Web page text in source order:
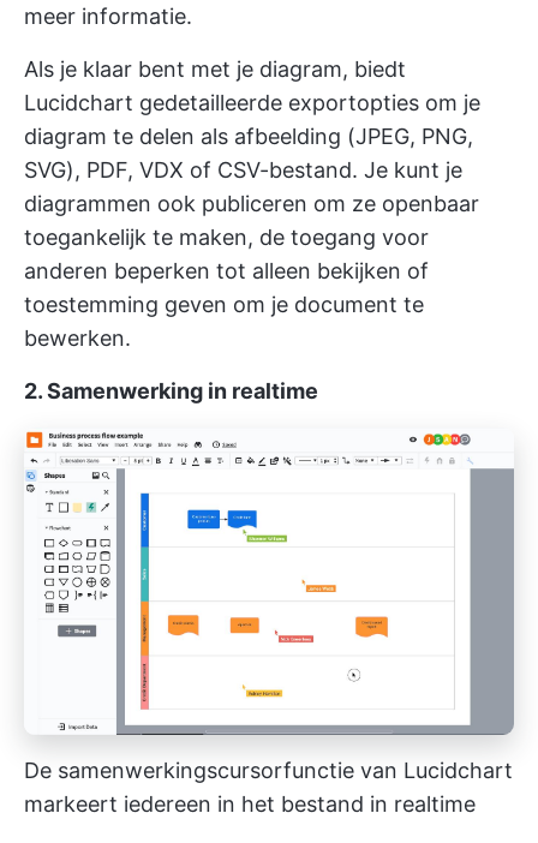
meer informatie.
Als je klaar bent met je diagram, biedt
Lucidchart gedetailleerde exportopties om je
diagram te delen als afbeelding (JPEG, PNG,
SVG), PDF, VDX of CSV-bestand. Je kunt je
diagrammen ook publiceren om ze openbaar
toegankelijk te maken, de toegang voor
anderen beperken tot alleen bekijken of
toestemming geven om je document te
bewerken.
2. Samenwerking in realtime
De samenwerkingscursorfunctie van Lucidchart
markeert iedereen in het bestand in realtime